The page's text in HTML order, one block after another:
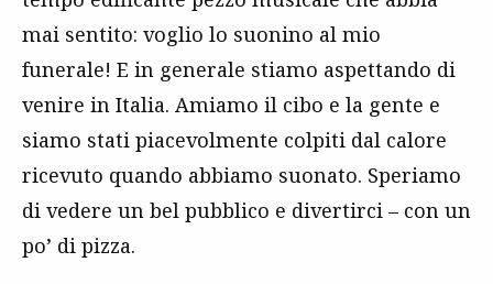
mai sentito: voglio lo suonino al mio
funerale! E in generale stiamo aspettando di
venire in Italia. Amiamo il cibo e la gente e
siamo stati piacevolmente colpiti dal calore
ricevuto quando abbiamo suonato. Speriamo
di vedere un bel pubblico e divertirci – con un
po’ di pizza.